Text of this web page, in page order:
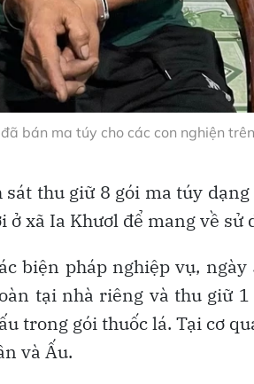
bán ma túy cho các con nghiện
thu giữ 8 gói ma túy
xã Ia Khươl để mang về sử
biện pháp nghiệp vụ,
tại nhà riêng và thu giữ
trong gói thuốc lá. Tại cơ
và Ấu.